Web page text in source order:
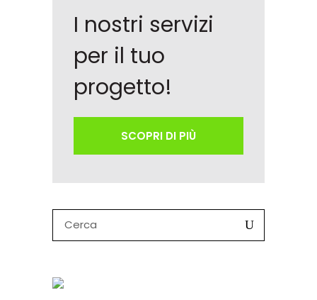
I nostri servizi
per il tuo
progetto!
SCOPRI DI PIÙ